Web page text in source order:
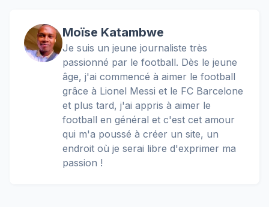
Moïse Katambwe
Je suis un jeune journaliste très
passionné par le football. Dès le jeune
âge, j'ai commencé à aimer le football
grâce à Lionel Messi et le FC Barcelone
et plus tard, j'ai appris à aimer le
football en général et c'est cet amour
qui m'a poussé à créer un site, un
endroit où je serai libre d'exprimer ma
passion !